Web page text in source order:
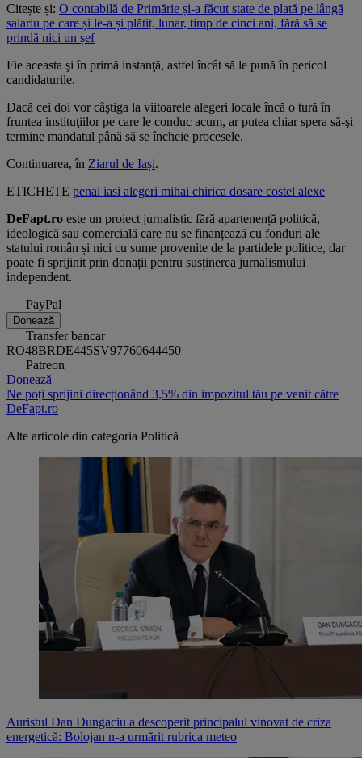
Citește și: O contabilă de Primărie și-a făcut state de plată pe lângă
salariu pe care și le-a și plătit, lunar, timp de cinci ani, fără să se
prindă nici un șef
Fie aceasta şi în primă instanţă, astfel încât să le pună în pericol
candidaturile.
Dacă cei doi vor câştiga la viitoarele alegeri locale încă o tură în
fruntea instituţiilor pe care le conduc acum, ar putea chiar spera să-şi
termine mandatul până să se încheie procesele.
Continuarea, în Ziarul de Iași.
ETICHETE penal iasi alegeri mihai chirica dosare costel alexe
DeFapt.ro este un proiect jurnalistic fără apartenență politică,
ideologică sau comercială care nu se finanțează cu fonduri ale
statului român și nici cu sume provenite de la partidele politice, dar
poate fi sprijinit prin donații pentru susținerea jurnalismului
independent.
PayPal
Donează
Transfer bancar
RO48BRDE445SV97760644450
Patreon
Donează
Ne poți sprijini direcționând 3,5% din impozitul tău pe venit către
DeFapt.ro
Alte articole din categoria Politică
Auristul Dan Dungaciu a descoperit principalul vinovat de criza
energetică: Bolojan n-a urmărit rubrica meteo